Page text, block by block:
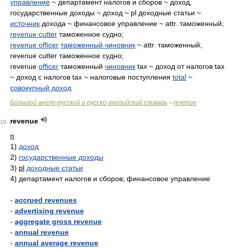
управление ~ департамент налогов и сборов ~ доход,
государственные доходы ~ доход ~ pl доходные статьи ~
источник дохода ~ финансовое управление ~ attr. таможенный;
revenue cutter таможенное судно;
revenue officer таможенный чиновник ~ attr. таможенный;
revenue cutter таможенное судно;
revenue officer таможенный чиновник tax ~ доход от налогов tax
~ доход с налогов tax ~ налоговые поступления total ~
совокупный доход
Большой англо-русский и русско-английский словарь > revenue
19
revenue
n
1) доход
2) государственные доходы
3) pl доходные статьи
4) департамент налогов и сборов; финансовое управление
- accrued revenues
- advertising revenue
- aggregate gross revenue
- annual revenue
- annual average revenue